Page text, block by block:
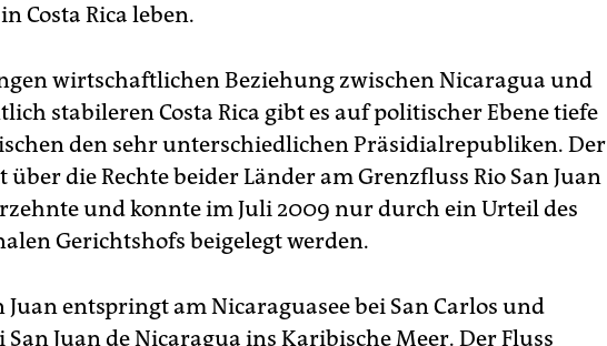
Costa Rica leben.
wirtschaftlichen Beziehung zwischen Nicaragua und
stabileren Costa Rica gibt es auf politischer Ebene tiefe
den sehr unterschiedlichen Präsidialrepubliken. Der
über die Rechte beider Länder am Grenzfluss Rio San Juan
und konnte im Juli 2009 nur durch ein Urteil des
Gerichtshofs beigelegt werden.
Juan entspringt am Nicaraguasee bei San Carlos und
Juan de Nicaragua ins Karibische Meer. Der Fluss